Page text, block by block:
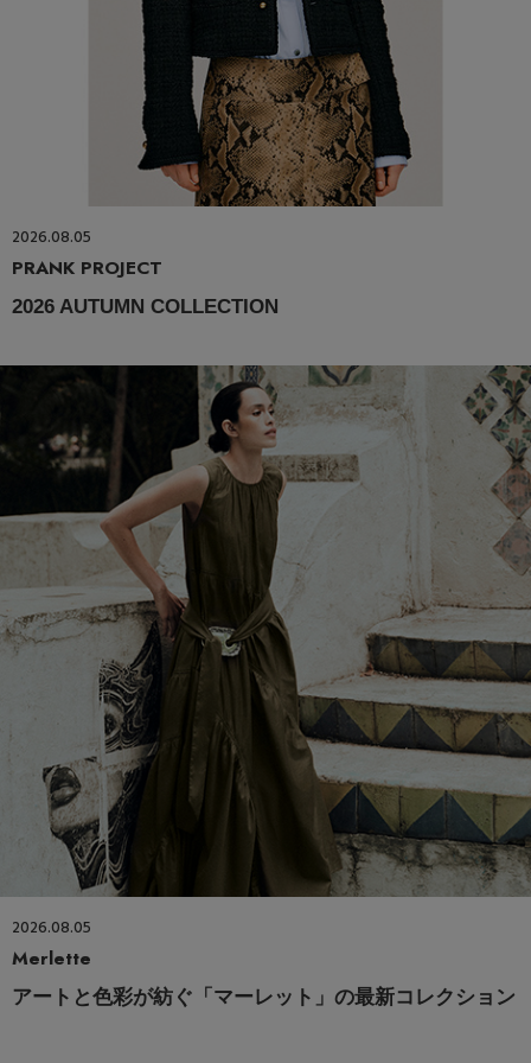
2026.08.05
PRANK PROJECT
2026 AUTUMN COLLECTION
2026.08.05
Merlette
アートと色彩が紡ぐ「マーレット」の最新コレクション